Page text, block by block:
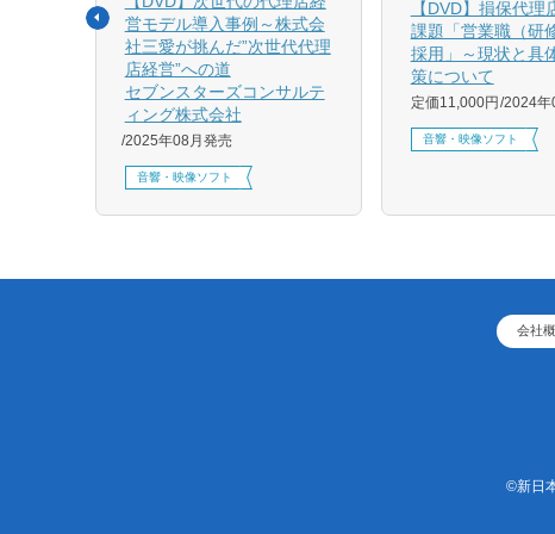
営モデル導入事例～株式会
社三愛が挑んだ”次世代代理
店経営”への道
セブンスターズコンサルテ
ィング株式会社
2025年08月発売
音響・映像ソフト
【DVD】損保代理
課題「営業職（研
採用」～現状と具
策について
定価11,000円 2024年
音響・映像ソフト
会社
©新日